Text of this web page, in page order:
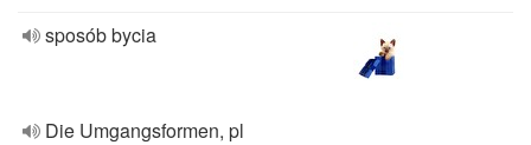
sposób bycia
Die Umgangsformen, pl